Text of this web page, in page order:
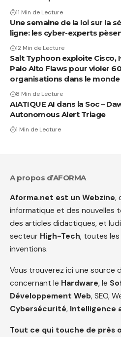
11 Min de Lecture
Une semaine de la loi sur la
ligne: les cyber-experts
12 Min de Lecture
Salt Typhoon exploite Cisco,
Palo Alto Flaws pour violer
organisations dans le
8 Min de Lecture
AIATIQUE AI dans la Soc –
Autonomous Alert Triage
1 Min de Lecture
A propos d’AFORMA
Aforma.net est un Webzine,
informatique et des nouvelles
des articles didactiques, et
secteur High-Tech, toutes
inventions.
Vous trouverez ici une source
concernant le Hardware, le
Développement Web, SEO,
Cybersécurité, Intelligence
Tout ce qui touche de près